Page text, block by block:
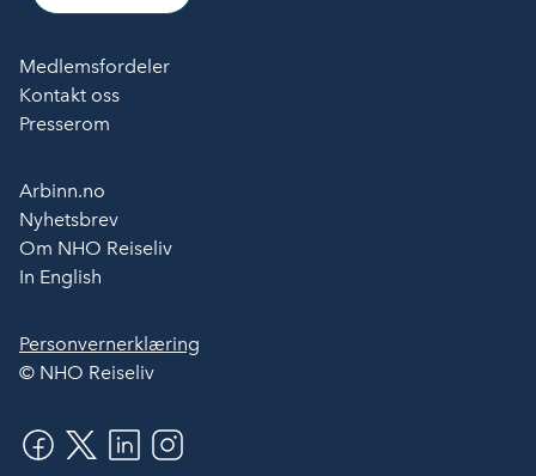
Medlemsfordeler
Kontakt oss
Presserom
Arbinn.no
Nyhetsbrev
Om NHO Reiseliv
In English
Personvernerklæring
© NHO Reiseliv